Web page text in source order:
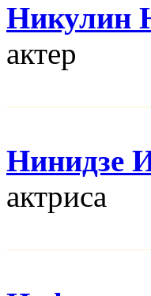
Никулин
актер
Нинидзе
актриса